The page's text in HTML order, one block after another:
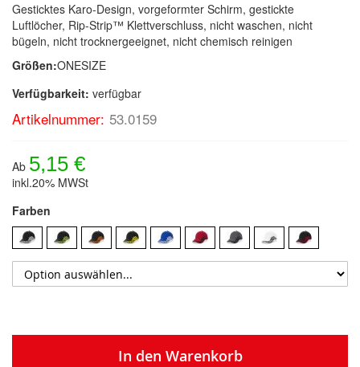
Gesticktes Karo-Design, vorgeformter Schirm, gestickte
Luftlöcher, Rip-Strip™ Klettverschluss, nicht waschen, nicht
bügeln, nicht trocknergeeignet, nicht chemisch reinigen
Größen:ONESIZE
Verfügbarkeit: verfügbar
Artikelnummer: 53.0159
Ab 5,15 €
inkl.20% MWSt
Farben
In den Warenkorb